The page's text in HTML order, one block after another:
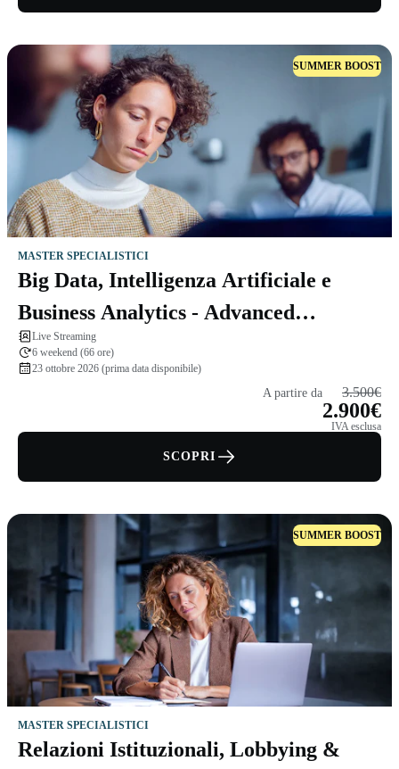
SUMMER BOOST
MASTER SPECIALISTICI
Big Data, Intelligenza Artificiale e
Business Analytics - Advanced
Program
Live Streaming
6 weekend (66 ore)
23 ottobre 2026 (prima data disponibile)
A partire da 3.500€
2.900€
IVA esclusa
SCOPRI
SUMMER BOOST
MASTER SPECIALISTICI
Relazioni Istituzionali, Lobbying &